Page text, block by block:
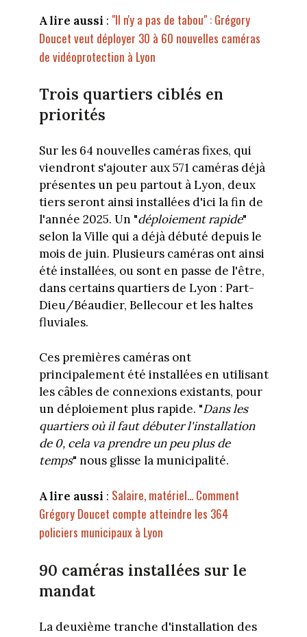
A lire aussi : "Il n'y a pas de tabou" : Grégory
Doucet veut déployer 30 à 60 nouvelles caméras
de vidéoprotection à Lyon
Trois quartiers ciblés en
priorités
Sur les 64 nouvelles caméras fixes, qui
viendront s'ajouter aux 571 caméras déjà
présentes un peu partout à Lyon, deux
tiers seront ainsi installées d'ici la fin de
l'année 2025. Un "déploiement rapide"
selon la Ville qui a déjà débuté depuis le
mois de juin. Plusieurs caméras ont ainsi
été installées, ou sont en passe de l'être,
dans certains quartiers de Lyon : Part-
Dieu/Béaudier, Bellecour et les haltes
fluviales.
Ces premières caméras ont
principalement été installées en utilisant
les câbles de connexions existants, pour
un déploiement plus rapide. "Dans les
quartiers où il faut débuter l'installation
de 0, cela va prendre un peu plus de
temps" nous glisse la municipalité.
A lire aussi : Salaire, matériel... Comment
Grégory Doucet compte atteindre les 364
policiers municipaux à Lyon
90 caméras installées sur le
mandat
La deuxième tranche d'installation des